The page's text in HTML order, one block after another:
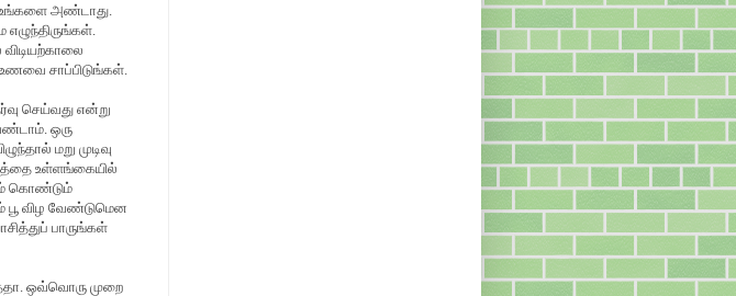
உங்களை அண்டாது.
விடியற்காலை
உணவை சாப்பிடுங்கள்.
செய்வது என்று
ஒரு
மறு முடிவு
உள்ளங்கையில்
கொண்டும்
பூ விழ வேண்டுமென
பாருங்கள்
ஒவ்வொரு முறை